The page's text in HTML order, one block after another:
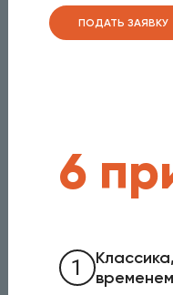
ПОДАТЬ ЗАЯВКУ
6
1
временем